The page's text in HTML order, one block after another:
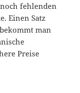
fehlenden
Einen Satz
man
Preise